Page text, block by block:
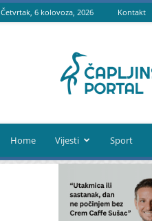
Četvrtak, 6 kolovoza, 2026 Kontakt
portal
Home Vijesti Sport